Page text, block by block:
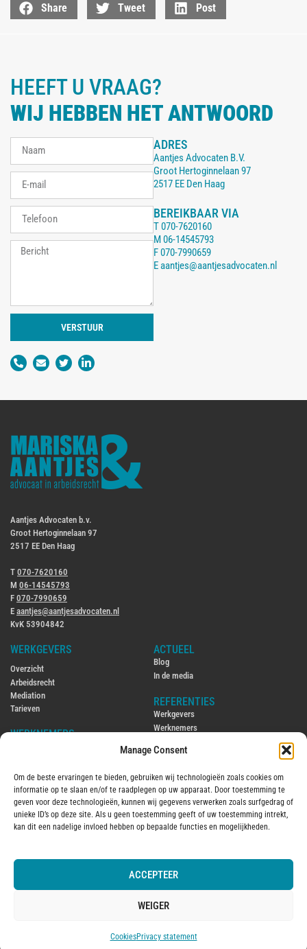
Manage Consent
Om de beste ervaringen te bieden, gebruiken wij technologieën zoals cookies om
informatie op te slaan en/of te raadplegen op uw apparaat. Door toestemming te
geven voor deze technologieën, kunnen wij gegevens verwerken zoals surfgedrag of
unieke ID’s op deze site. Als u geen toestemming geeft of uw toestemming intrekt,
kan dit een nadelige invloed hebben op bepaalde functies en mogelijkheden.
ACCEPTEER
WEIGER
CookiesPrivacy statement
Share Tweet Post
HEEFT U VRAAG?
WIJ HEBBEN HET ANTWOORD
VERSTUUR
ADRES
Aantjes Advocaten B.V.
Groot Hertoginnelaan 97
2517 EE Den Haag
BEREIKBAAR VIA
T070-7620160
M06-14545793
F070-7990659
Eaantjes@aantjesadvocaten.nl
Aantjes Advocaten b.v.
Groot Hertoginnelaan 97
2517 EE Den Haag
T 070-7620160
M 06-14545793
F 070-7990659
E aantjes@aantjesadvocaten.nl
KvK 53904842
WERKGEVERS
Overzicht
Arbeidsrecht
Mediation
Tarieven
WERKNEMERS
Ambtenarenrecht
Mediation
Tarieven
OVER MIJ
ACTUEEL
Blog
In de media
REFERENTIES
Werkgevers
Werknemers
CONTACT
ENGLISH
Hiring and firing employees in the
Netherlands
Employment law in the Netherlands
Vervanging Kantoorklachtenregeling
Cookies